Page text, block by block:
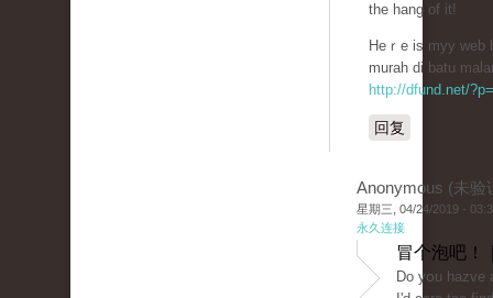
the hang of it!
Heｒe is myy web
murah di batu
http://dfund.net/
回复
Anonymous (未验
星期三, 04/24/2019 -
永久连接
冒个泡吧！
Do yօu hazve